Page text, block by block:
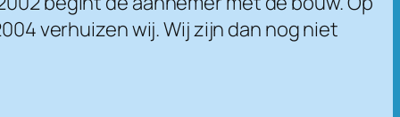
verhuizen wij. Wij zijn dan nog niet